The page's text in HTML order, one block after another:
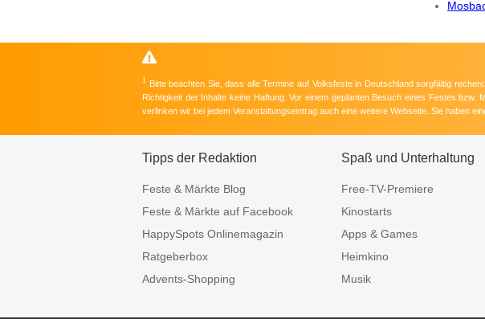
1 Bitte beachten Sie, dass alle Termine auf Volksfeste in Deutschland sorgfältig
Richtigkeit der Inhalte keine Haftung. Vor einem geplanten Besuch eines Festes
verlinken wir bei jedem Veranstaltungseintrag auch eine weitere Webseite. Sie haben
Tipps der Redaktion
Feste & Märkte Blog
Feste & Märkte auf Facebook
HappySpots Onlinemagazin
Ratgeberbox
Advents-Shopping
Spaß und Unterhaltung
Free-TV-Premiere
Kinostarts
Apps & Games
Heimkino
Musik